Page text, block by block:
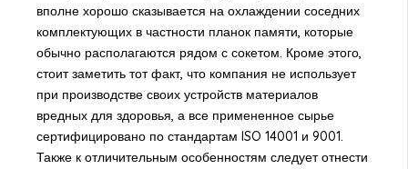
вполне хорошо сказывается на охлаждении соседних
комплектующих в частности планок памяти, которые
обычно располагаются рядом с сокетом. Кроме этого,
стоит заметить тот факт, что компания не использует
при производстве своих устройств материалов
вредных для здоровья, а все примененное сырье
сертифицировано по стандартам ISO 14001 и 9001.
Также к отличительным особенностям следует отнести